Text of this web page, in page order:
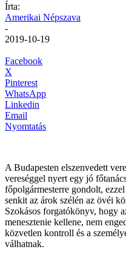
Írta:
Amerikai Népszava
-
2019-10-19
Facebook
X
Pinterest
WhatsApp
Linkedin
Email
Nyomtatás
A Budapesten elszenvedett
vereséggel nyert egy jó
főpolgármesterre gondolt,
senkit az árok szélén az övéi
Szokásos forgatókönyv, hogy
menesztenie kellene, nem
közvetlen kontroll és a
válhatnak.